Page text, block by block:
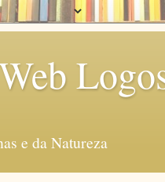
e da Natureza